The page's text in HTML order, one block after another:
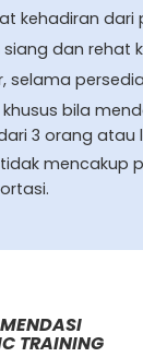
kehadiran dari
siang dan rehat
selama
khusus bila
3 orang atau
mencakup
TRAINING